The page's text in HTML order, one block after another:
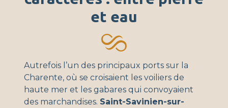
et eau
Autrefois l’un des principaux ports sur la
Charente, où se croisaient les voiliers de
haute mer et les gabares qui convoyaient
des marchandises. Saint-Savinien-sur-